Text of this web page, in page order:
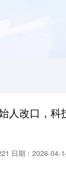
人改口，科
日期：2026-04-